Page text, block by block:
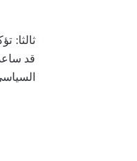
ثالثا:
قد